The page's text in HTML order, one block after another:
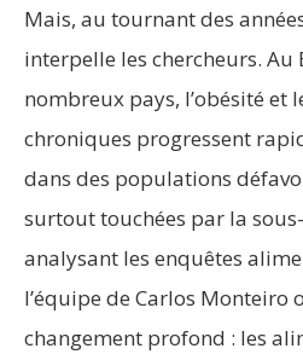
Mais, au tournant des
interpelle les chercheurs. Au
nombreux pays, l’obésité et
chroniques progressent
dans des populations
surtout touchées par la
analysant les enquêtes
l’équipe de Carlos Monteiro
changement profond : les